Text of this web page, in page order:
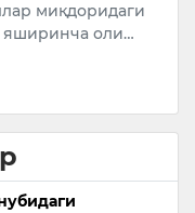
миқдоридаги
яширинча оли…